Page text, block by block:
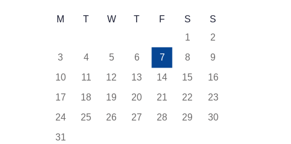
M T W T F S
S
1
2
3
4 5 6 7 8
9
10
11 12 13 14 15
16
17
18 19 20 21 22
23
24
25 26 27 28 29
30
31